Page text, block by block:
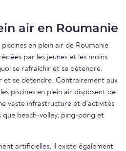
air en Roumanie
en plein air de Roumanie
par les jeunes et les moins
se rafraîchir et se détendre.
et se détendre. Contrairement aux
piscines en plein air disposent de
vaste infrastructure et d'activités
que beach-volley, ping-pong et
artificielles, il existe également